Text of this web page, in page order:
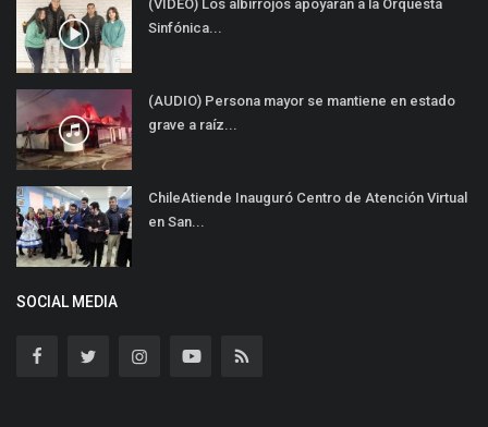
(VIDEO) Los albirrojos apoyarán a la Orquesta
Sinfónica...
(AUDIO) Persona mayor se mantiene en estado
grave a raíz...
ChileAtiende Inauguró Centro de Atención Virtual
en San...
SOCIAL MEDIA